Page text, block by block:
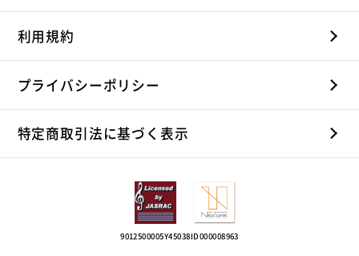
利用規約
プライバシーポリシー
特定商取引法に基づく表示
9012500005Y45038 ID000008963